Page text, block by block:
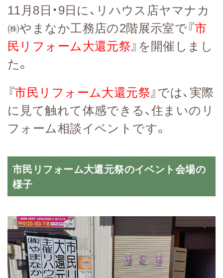
11月8日・9日に、リハウス店ヤマナカ
㈱やまなか工務店の2階展示室で『市
民リフォーム大還元祭』を開催しまし
た。
『市民リフォーム大還元祭』では、実際
に見て触れて体感できる、住まいのリ
フォーム相談イベントです。
市民リフォーム大還元祭のイベント会場の
様子